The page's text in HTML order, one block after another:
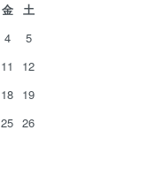
金
土
4
5
11
12
18 19
25 26